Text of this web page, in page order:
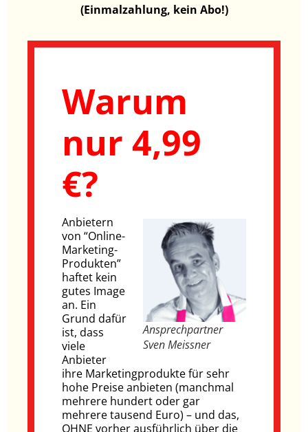
(Einmalzahlung, kein Abo!)
Warum
nur 4,99
€?
Ansprechpartner
Sven Meissner
Anbietern
von “Online-
Marketing-
Produkten”
haftet kein
gutes Image
an. Ein
Grund dafür
ist, dass
viele
Anbieter
ihre Marketingprodukte für sehr
hohe Preise anbieten (manchmal
mehrere hundert oder gar
mehrere tausend Euro) – und das,
OHNE vorher ausführlich über die